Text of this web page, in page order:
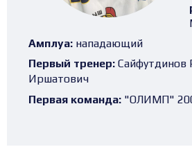
Амплуа: нападающий
Первый тренер: Сайфутдинов
Иршатович
Первая команда: "ОЛИМП"